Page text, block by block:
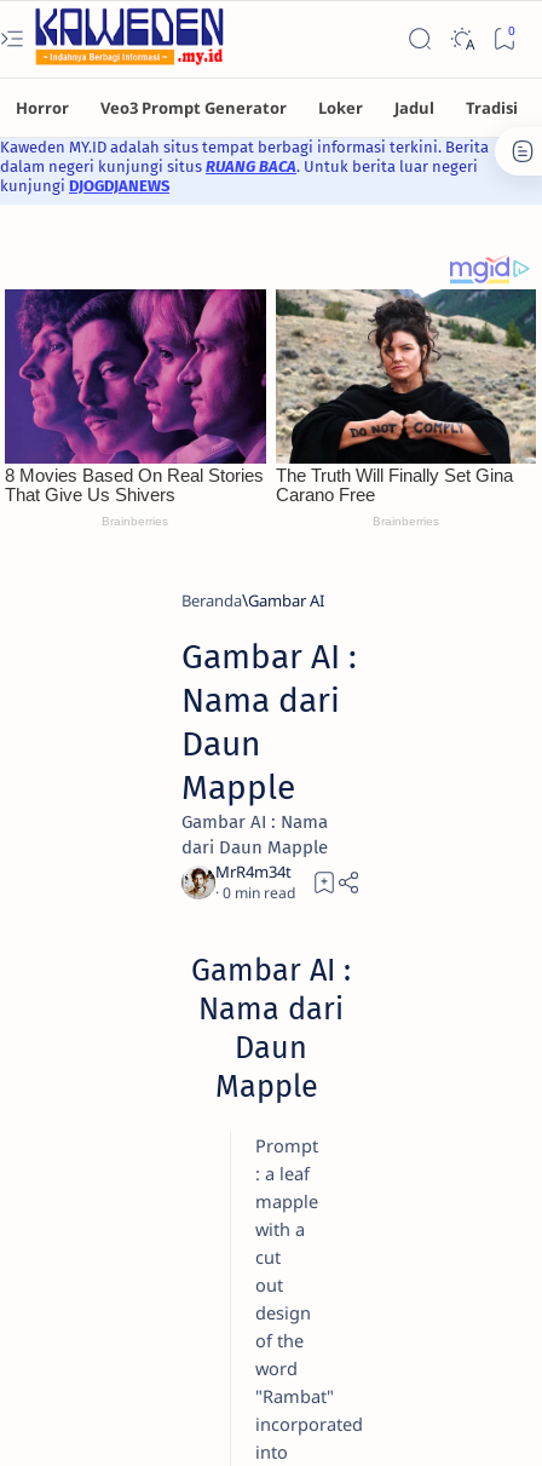
Kaweden MY.ID adalah situs tempat berbagi informasi terkini. Berita
dalam negeri kunjungi situs RUANG BACA. Untuk berita luar negeri
kunjungi DJOGDJANEWS
Beranda Gambar AI
Gambar AI :
Nama dari
Daun
Mapple
Gambar AI : Nama
dari Daun Mapple
0
Gambar AI :
Nama dari
Daun
Mapple
Prompt
: a leaf
mapple
with a
cut
out
design
of the
word
"Rambat"
incorporated
into